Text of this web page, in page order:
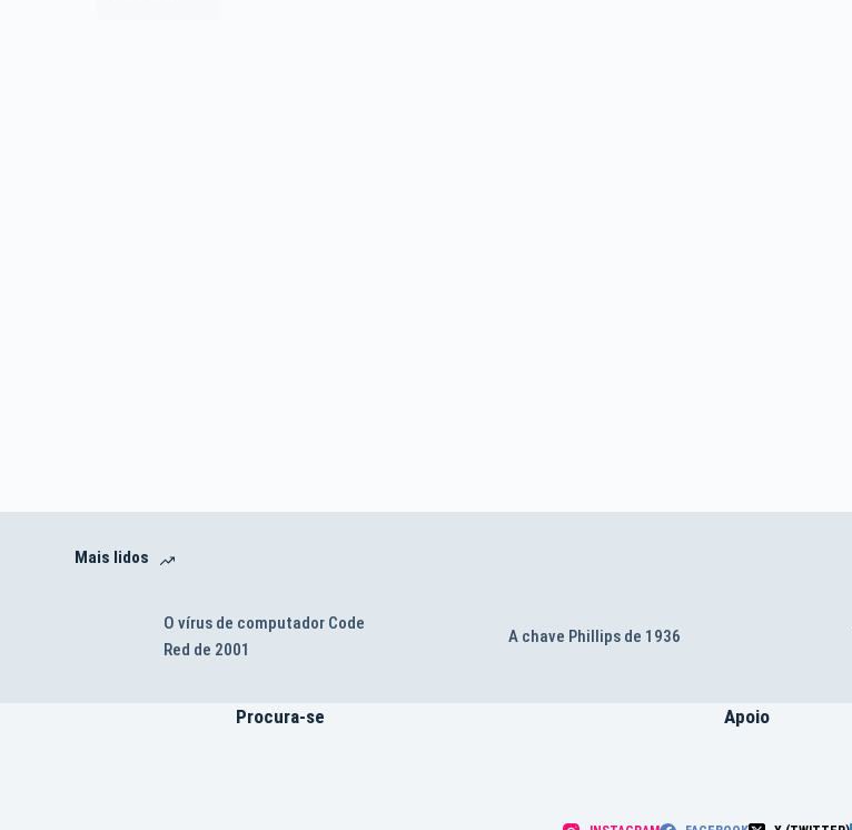
Mais lidos
O vírus de computador Code
Red de 2001
A chave Phillips de 1936
Procura-se Apoio